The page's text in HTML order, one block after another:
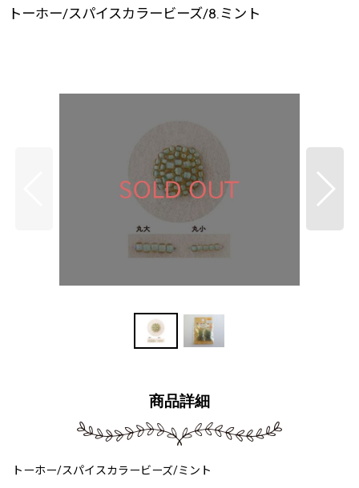
トーホー/スパイスカラービーズ/8.ミント
商品詳細
トーホー/スパイスカラービーズ/ミント